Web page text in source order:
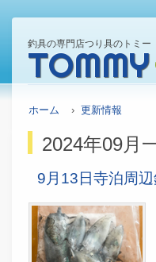
釣具の専門店つり具のトミー
TOMMY
ホーム › 更新情報
2024年09月
9月13日寺泊周